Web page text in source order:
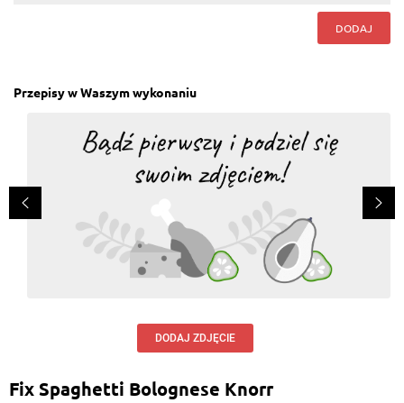
DODAJ
Przepisy w Waszym wykonaniu
DODAJ ZDJĘCIE
Fix Spaghetti Bolognese Knorr